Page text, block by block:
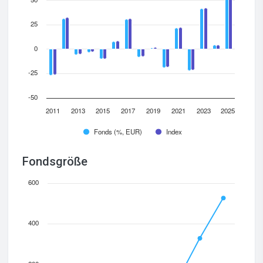
Fonds (%, EUR) Index
2011 2013 2015 2017 2019 2021 2023 2025
-50
-25
0
25
Fondsgröße
400
600